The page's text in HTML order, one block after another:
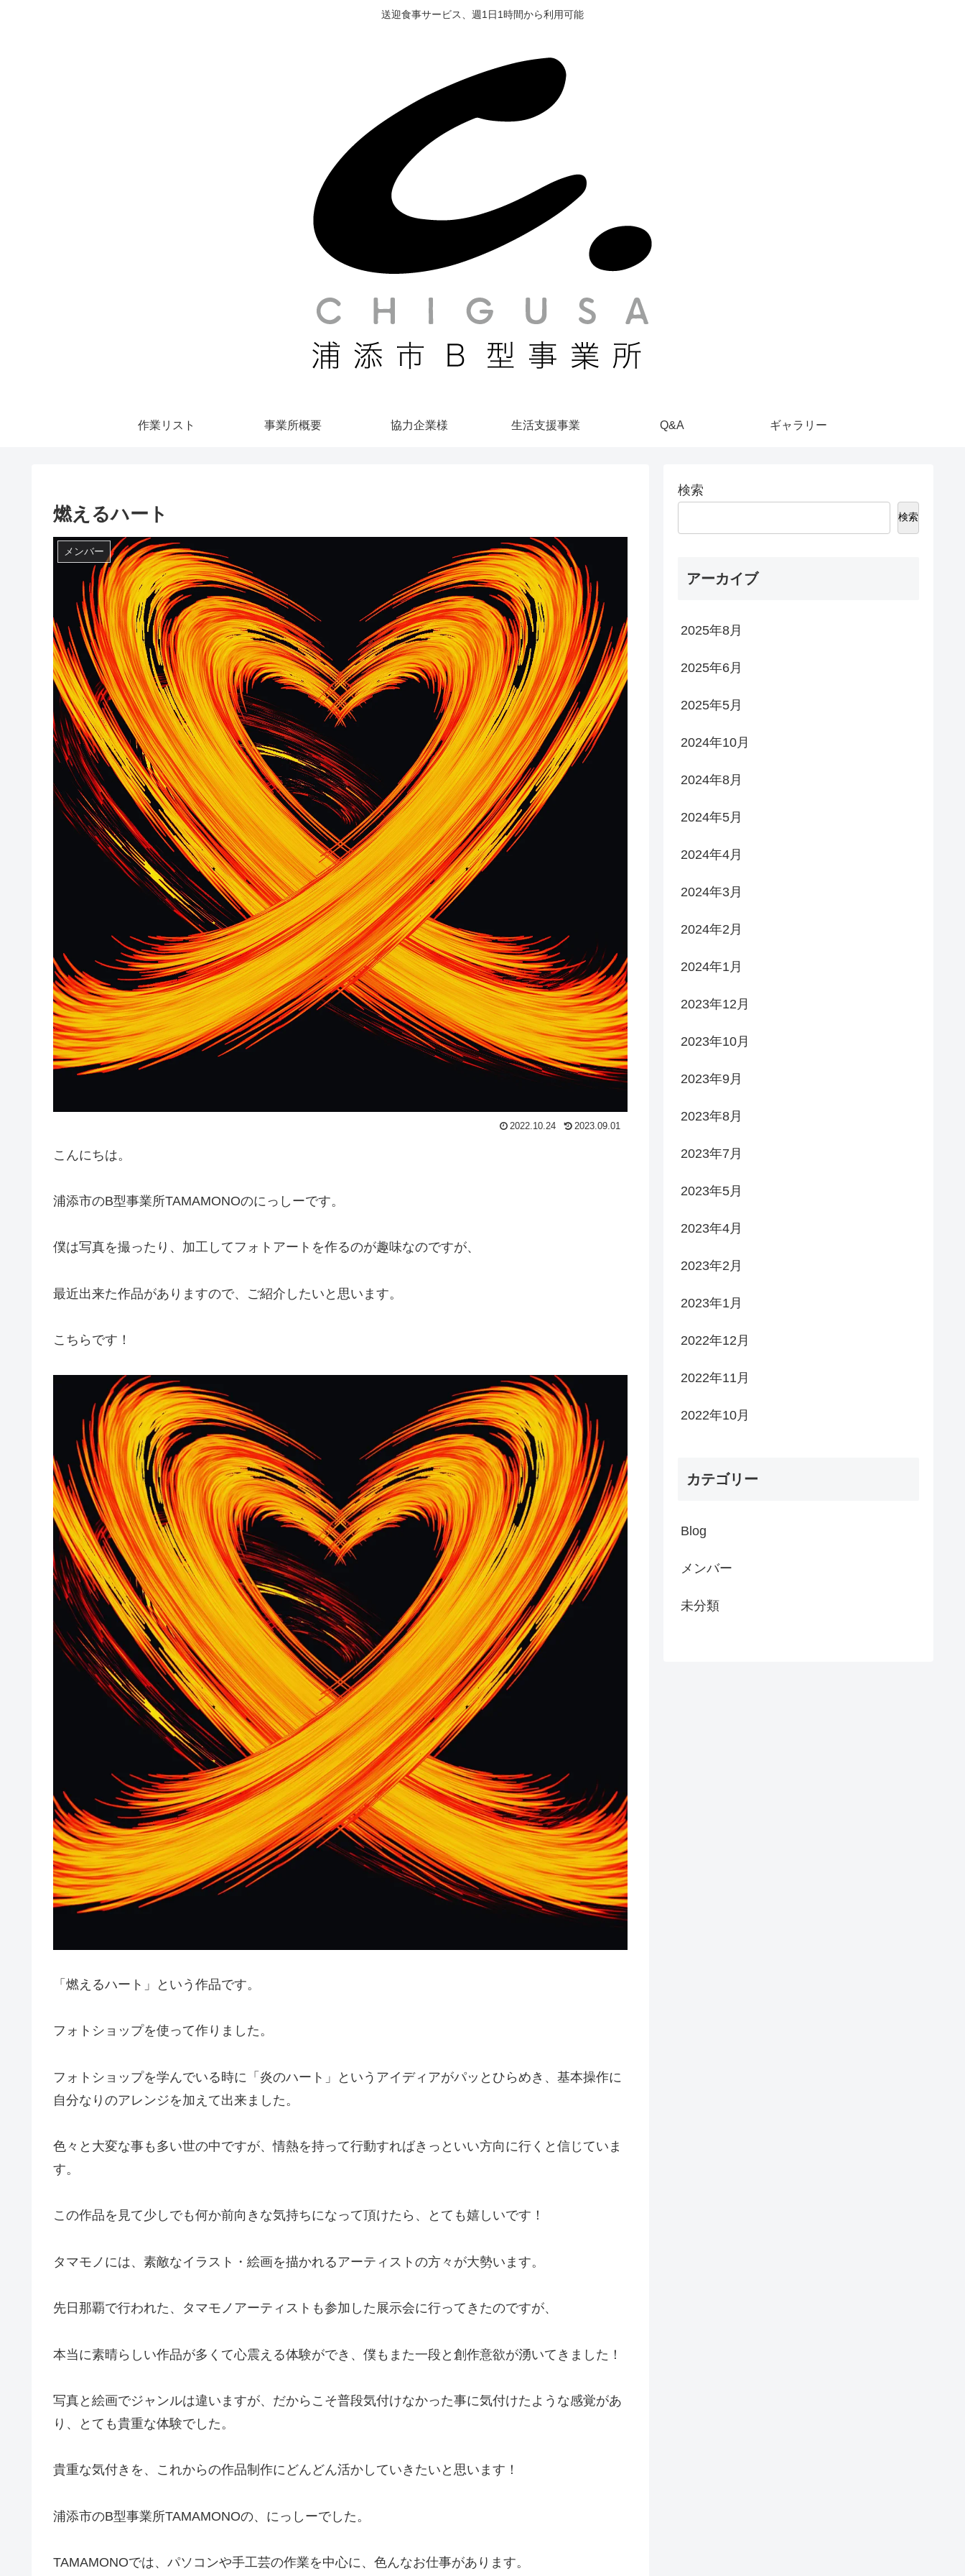
送迎食事サービス、週1日1時間から利用可能
作業リスト 事業所概要 協力企業様 生活支援事業 Q&A ギャラリー
燃えるハート
メンバー
2022.10.24 2023.09.01
こんにちは。
浦添市のB型事業所TAMAMONOのにっしーです。
僕は写真を撮ったり、加工してフォトアートを作るのが趣味なのですが、
最近出来た作品がありますので、ご紹介したいと思います。
こちらです！
「燃えるハート」という作品です。
フォトショップを使って作りました。
フォトショップを学んでいる時に「炎のハート」というアイディアがパッとひらめき、基本操作に
自分なりのアレンジを加えて出来ました。
色々と大変な事も多い世の中ですが、情熱を持って行動すればきっといい方向に行くと信じていま
す。
この作品を見て少しでも何か前向きな気持ちになって頂けたら、とても嬉しいです！
タマモノには、素敵なイラスト・絵画を描かれるアーティストの方々が大勢います。
先日那覇で行われた、タマモノアーティストも参加した展示会に行ってきたのですが、
本当に素晴らしい作品が多くて心震える体験ができ、僕もまた一段と創作意欲が湧いてきました！
写真と絵画でジャンルは違いますが、だからこそ普段気付けなかった事に気付けたような感覚があ
り、とても貴重な体験でした。
貴重な気付きを、これからの作品制作にどんどん活かしていきたいと思います！
浦添市のB型事業所TAMAMONOの、にっしーでした。
TAMAMONOでは、パソコンや手工芸の作業を中心に、色んなお仕事があります。
検索
検索
アーカイブ
2025年8月
2025年6月
2025年5月
2024年10月
2024年8月
2024年5月
2024年4月
2024年3月
2024年2月
2024年1月
2023年12月
2023年10月
2023年9月
2023年8月
2023年7月
2023年5月
2023年4月
2023年2月
2023年1月
2022年12月
2022年11月
2022年10月
カテゴリー
Blog
メンバー
未分類